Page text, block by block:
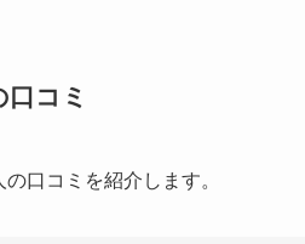
コミ
口コミを紹介します。